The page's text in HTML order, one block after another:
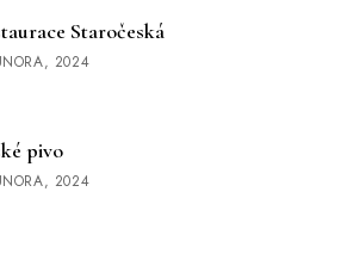
Staročeská
2024
pivo
2024